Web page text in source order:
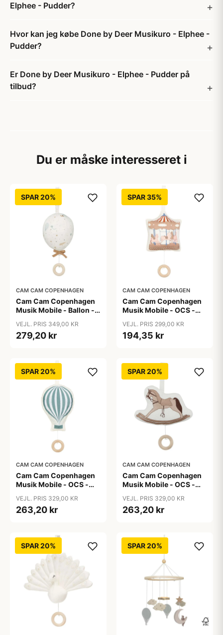
Elphee - Pudder?
Hvor kan jeg købe Done by Deer Musikuro - Elphee -
Pudder?
Er Done by Deer Musikuro - Elphee - Pudder på
tilbud?
Du er måske interesseret i
SPAR 20%
CAM CAM COPENHAGEN
Cam Cam Copenhagen
Musik Mobile - Ballon -
VEJL. PRIS 349,00 KR
279,20 kr
SPAR 35%
CAM CAM COPENHAGEN
Cam Cam Copenhagen
Musik Mobile - OCS -
VEJL. PRIS 299,00 KR
194,35 kr
SPAR 20%
CAM CAM COPENHAGEN
Cam Cam Copenhagen
Musik Mobile - OCS -
VEJL. PRIS 329,00 KR
263,20 kr
SPAR 20%
CAM CAM COPENHAGEN
Cam Cam Copenhagen
Musik Mobile - OCS -
VEJL. PRIS 329,00 KR
263,20 kr
SPAR 20% SPAR 20%